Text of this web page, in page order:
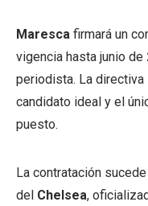
Maresca firmará un
vigencia hasta junio de
periodista. La
candidato ideal y el
puesto.
La contratación
del Chelsea,